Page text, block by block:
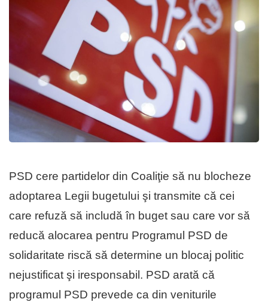
PSD cere partidelor din Coaliţie să nu blocheze
adoptarea Legii bugetului şi transmite că cei
care refuză să includă în buget sau care vor să
reducă alocarea pentru Programul PSD de
solidaritate riscă să determine un blocaj politic
nejustificat şi iresponsabil. PSD arată că
programul PSD prevede ca din veniturile